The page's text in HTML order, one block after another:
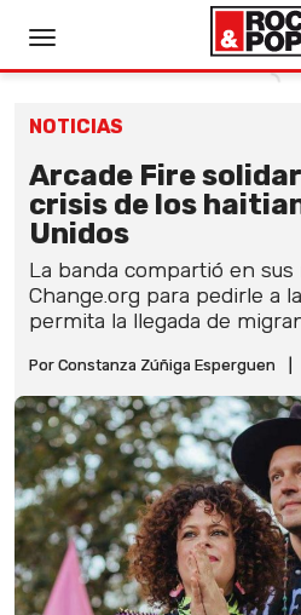
NOTICIAS
Arcade Fire
crisis de los
Unidos
La banda compartió en
Change.org para pedirle a
permita la llegada de
Por Constanza Zúñiga Esperguen